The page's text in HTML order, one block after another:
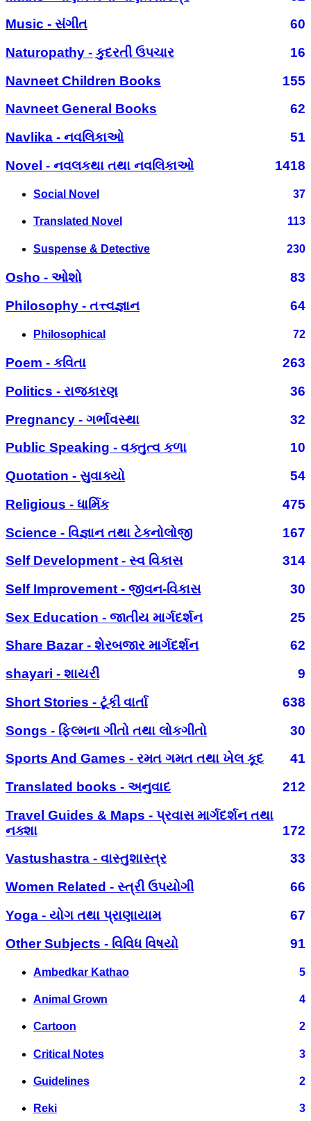
Music - સંગીત
60
Naturopathy - કુદરતી ઉપચાર
16
Navneet Children Books
155
Navneet General Books
62
Navlika - નવલિકાઓ
51
Novel - નવલકથા તથા નવલિકાઓ
1418
Social Novel 37
Translated Novel 113
Suspense & Detective 230
Osho - ઓશો
83
Philosophy - તત્ત્વજ્ઞાન
64
Philosophical 72
Poem - કવિતા
263
Politics - રાજકારણ
36
Pregnancy - ગર્ભાવસ્થા
32
Public Speaking - વક્તુત્વ કળા
10
Quotation - સુવાક્યો
54
Religious - ધાર્મિક
475
Science - વિજ્ઞાન તથા ટેકનોલોજી
167
Self Development - સ્વ વિકાસ
314
Self Improvement - જીવન-વિકાસ
30
Sex Education - જાતીય માર્ગદર્શન
25
Share Bazar - શેરબજાર માર્ગદર્શન
62
shayari - શાયરી
9
Short Stories - ટૂંકી વાર્તા
638
Songs - ફિલ્મના ગીતો તથા લોકગીતો
30
Sports And Games - રમત ગમત તથા ખેલ કૂદ
41
Translated books - અનુવાદ
212
Travel Guides & Maps - પ્રવાસ માર્ગદર્શન તથા
નક્શા
172
Vastushastra - વાસ્તુશાસ્ત્ર
33
Women Related - સ્ત્રી ઉપયોગી
66
Yoga - યોગ તથા પ્રાણાયામ
67
Other Subjects - વિવિધ વિષયો
91
Ambedkar Kathao 5
Animal Grown 4
Cartoon 2
Critical Notes 3
Guidelines 2
Reki 3